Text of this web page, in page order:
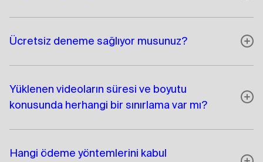
Ücretsiz deneme sağlıyor musunuz?
Yüklenen videoların süresi ve boyutu
konusunda herhangi bir sınırlama var mı?
Hangi ödeme yöntemlerini kabul